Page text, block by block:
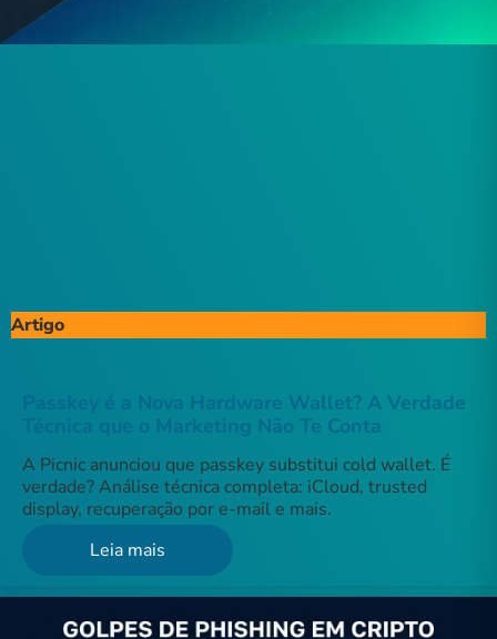
Artigo
Passkey é a Nova Hardware Wallet? A Verdade
Técnica que o Marketing Não Te Conta
A Picnic anunciou que passkey substitui cold wallet. É
verdade? Análise técnica completa: iCloud, trusted
display, recuperação por e-mail e mais.
Leia mais